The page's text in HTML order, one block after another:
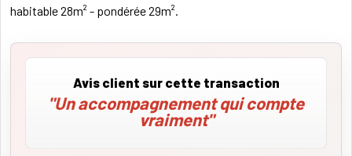
habitable 28m² - pondérée 29m².
Avis client sur cette transaction
"Un accompagnement qui compte
vraiment"